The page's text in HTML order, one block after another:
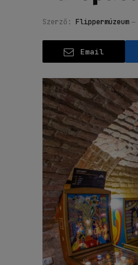
Szerző: Flippermúzeum
Email